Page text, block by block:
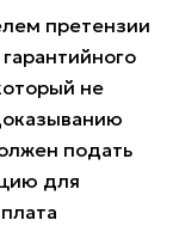
претензии
не
подать
для